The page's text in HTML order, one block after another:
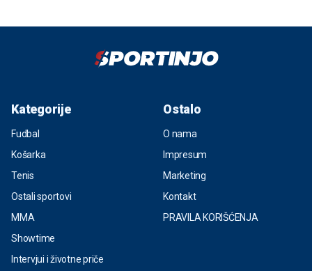
Kategorije
Fudbal
Košarka
Tenis
Ostali sportovi
MMA
Showtime
Intervjui i životne priče
Ostalo
O nama
Impresum
Marketing
Kontakt
PRAVILA KORIŠĆENJA